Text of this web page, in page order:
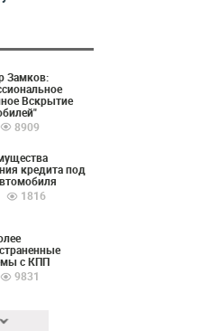
Замков:
Вскрытие
8909
кредита под
1816
с КПП
9831